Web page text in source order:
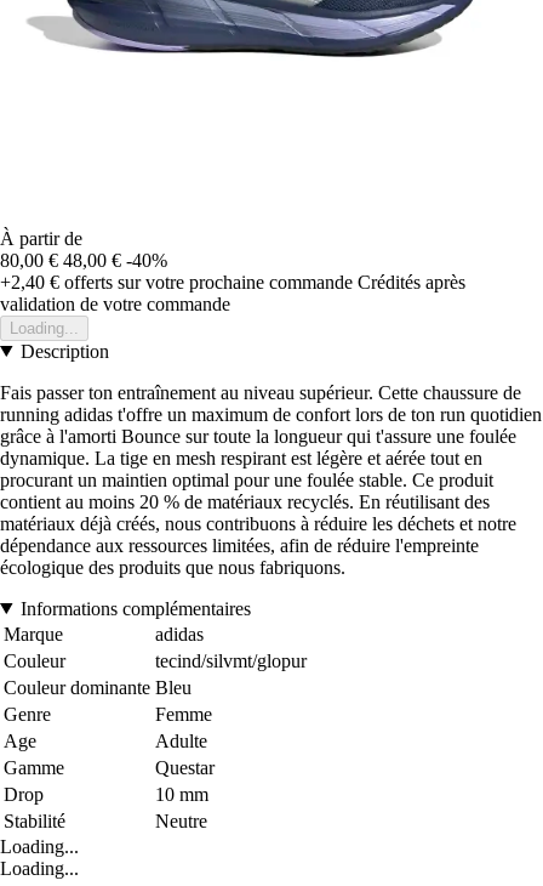
À partir de
80,00 € 48,00 € -40%
+2,40 € offerts sur votre prochaine commande Crédités après
validation de votre commande
Loading...
Description
Fais passer ton entraînement au niveau supérieur. Cette chaussure de
running adidas t'offre un maximum de confort lors de ton run quotidien
grâce à l'amorti Bounce sur toute la longueur qui t'assure une foulée
dynamique. La tige en mesh respirant est légère et aérée tout en
procurant un maintien optimal pour une foulée stable. Ce produit
contient au moins 20 % de matériaux recyclés. En réutilisant des
matériaux déjà créés, nous contribuons à réduire les déchets et notre
dépendance aux ressources limitées, afin de réduire l'empreinte
écologique des produits que nous fabriquons.
Informations complémentaires
Marque
adidas
Couleur
tecind/silvmt/glopur
Couleur dominante Bleu
Genre
Femme
Age
Adulte
Gamme
Questar
Drop
10 mm
Stabilité
Neutre
Loading...
Loading...